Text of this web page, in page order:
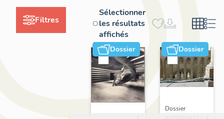
Filtres
Sélectionner
les résultats
affichés
Dossier Dossier
Dossier